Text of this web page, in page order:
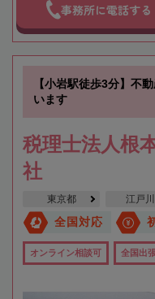
事務所に電話する
【小岩駅徒歩3分】不
います
税理士法人根
社
東京都 江戸
全国対応
オンライン相談可 全国出